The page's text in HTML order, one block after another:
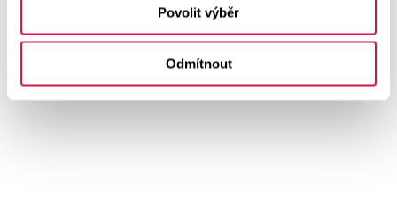
Povolit výběr
Odmítnout